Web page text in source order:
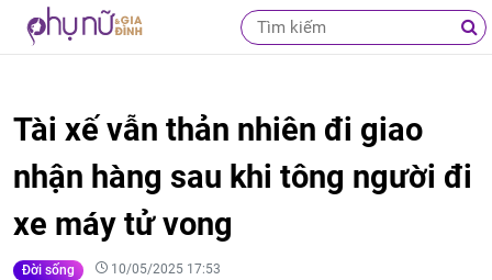
Tài xế vẫn thản nhiên đi giao
nhận hàng sau khi tông người đi
xe máy tử vong
Đời sống 10/05/2025 17:53